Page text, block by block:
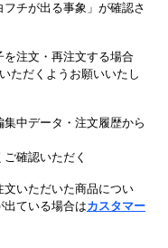
チが出る事象」が確認さ
注文・再注文する場合
ただくようお願いいたし
中データ・注文履歴から
確認いただく
文いただいた商品につい
出ている場合はカスタマー